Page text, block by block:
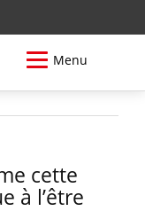
Menu
cette
à l’être